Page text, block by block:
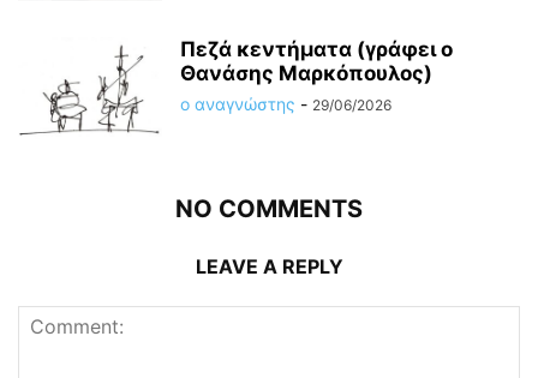
Πεζά κεντήματα (γράφει ο
Θανάσης Μαρκόπουλος)
ο αναγνώστης - 29/06/2026
NO COMMENTS
LEAVE A REPLY